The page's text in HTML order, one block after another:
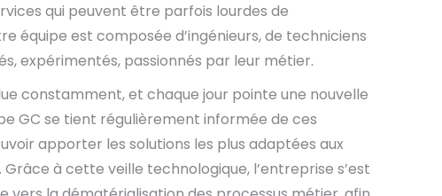
qui peuvent être parfois lourdes de
équipe est composée d’ingénieurs, de techniciens
expérimentés, passionnés par leur métier.
constamment, et chaque jour pointe une nouvelle
GC se tient régulièrement informée de ces
apporter les solutions les plus adaptées aux
Grâce à cette veille technologique, l’entreprise s’est